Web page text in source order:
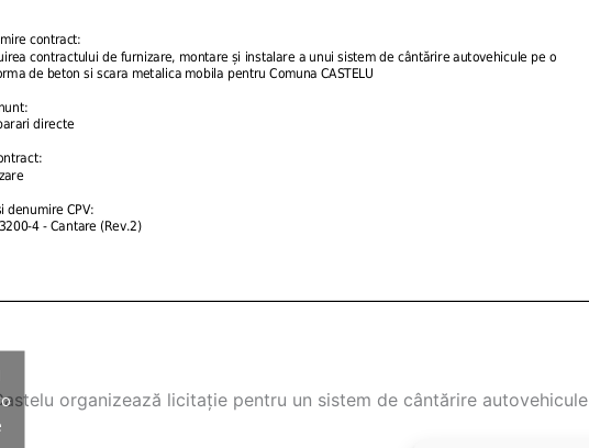
organizează licitație pentru un sistem de cântărire autovehicule